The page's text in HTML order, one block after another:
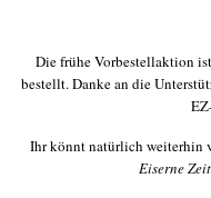
Die frühe Vorbestellaktion
bestellt. Danke an die
Ihr könnt natürlich weiterhin
Eiserne Zeit